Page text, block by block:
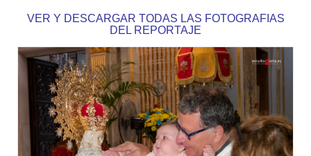
VER Y DESCARGAR TODAS LAS FOTOGRAFIAS
DEL REPORTAJE